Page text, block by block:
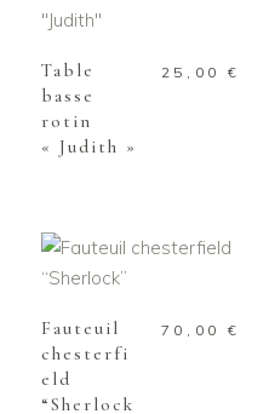
Table
basse
rotin
« Judith »
25,00€
AJOUTER AU
PANIER
Fauteuil
chesterfi
eld
“Sherlock
70,00€